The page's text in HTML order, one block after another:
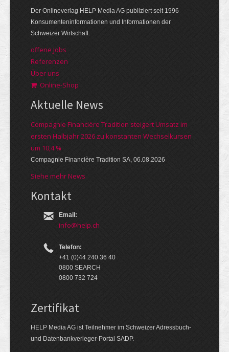
Der Onlineverlag HELP Media AG publiziert seit 1996
Konsumenteninformationen und Informationen der
Schweizer Wirtschaft.
offene Jobs
Referenzen
Über uns
Online-Shop
Aktuelle News
Compagnie Financière Tradition steigert Umsatz im
ersten Halbjahr 2026 zu konstanten Wechselkursen
um 10,4 %
Compagnie Financière Tradition SA, 06.08.2026
Siehe mehr News
Kontakt
Email:
info@help.ch
Telefon:
+41 (0)44 240 36 40
0800 SEARCH
0800 732 724
Zertifikat
HELP Media AG ist Teilnehmer im Schweizer Adressbuch-
und Datenbankverleger-Portal SADP.